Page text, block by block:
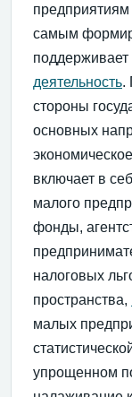
предприятиям
самым
поддерживает
деятельность.
стороны
основных
включает в
малого
фонды,
налоговых
пространства,
малых
упрощенном